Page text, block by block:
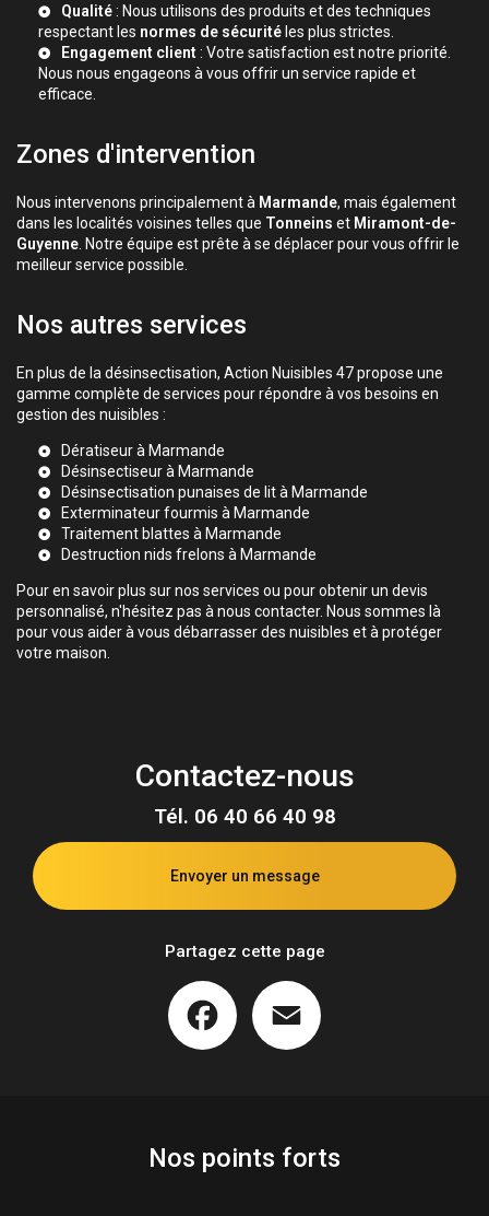
Qualité: Nous utilisons des produits et des techniques
respectant les normes de sécurité les plus strictes.
Engagement client: Votre satisfaction est notre priorité.
Nous nous engageons à vous offrir un service rapide et
efficace.
Zones d'intervention
Nous intervenons principalement à Marmande, mais également
dans les localités voisines telles que Tonneins et Miramont-de-
Guyenne . Notre équipe est prête à se déplacer pour vous offrir le
meilleur service possible.
Nos autres services
En plus de la désinsectisation, Action Nuisibles 47 propose une
gamme complète de services pour répondre à vos besoins en
gestion des nuisibles :
Dératiseur à Marmande
Désinsectiseur à Marmande
Désinsectisation punaises de lit à Marmande
Exterminateur fourmis à Marmande
Traitement blattes à Marmande
Destruction nids frelons à Marmande
Pour en savoir plus sur nos services ou pour obtenir un devis
personnalisé, n'hésitez pas à nous contacter. Nous sommes là
pour vous aider à vous débarrasser des nuisibles et à protéger
votre maison.
Contactez-nous
Tél. 06 40 66 40 98
Envoyer un message
Partagez cette page
Facebook
Nos points forts